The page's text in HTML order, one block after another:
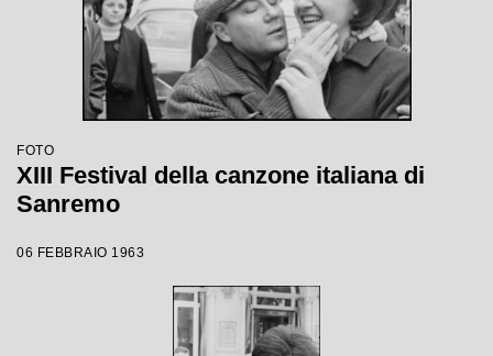
FOTO
XIII Festival della canzone italiana di
Sanremo
06 FEBBRAIO 1963